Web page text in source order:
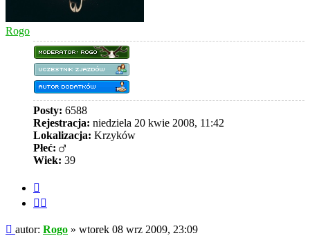
Rogo
Posty: 6588
Rejestracja: niedziela 20 kwie 2008, 11:42
Lokalizacja: Krzyków
Płeć:
Wiek: 39
Post
autor: Rogo » wtorek 08 wrz 2009, 23:09